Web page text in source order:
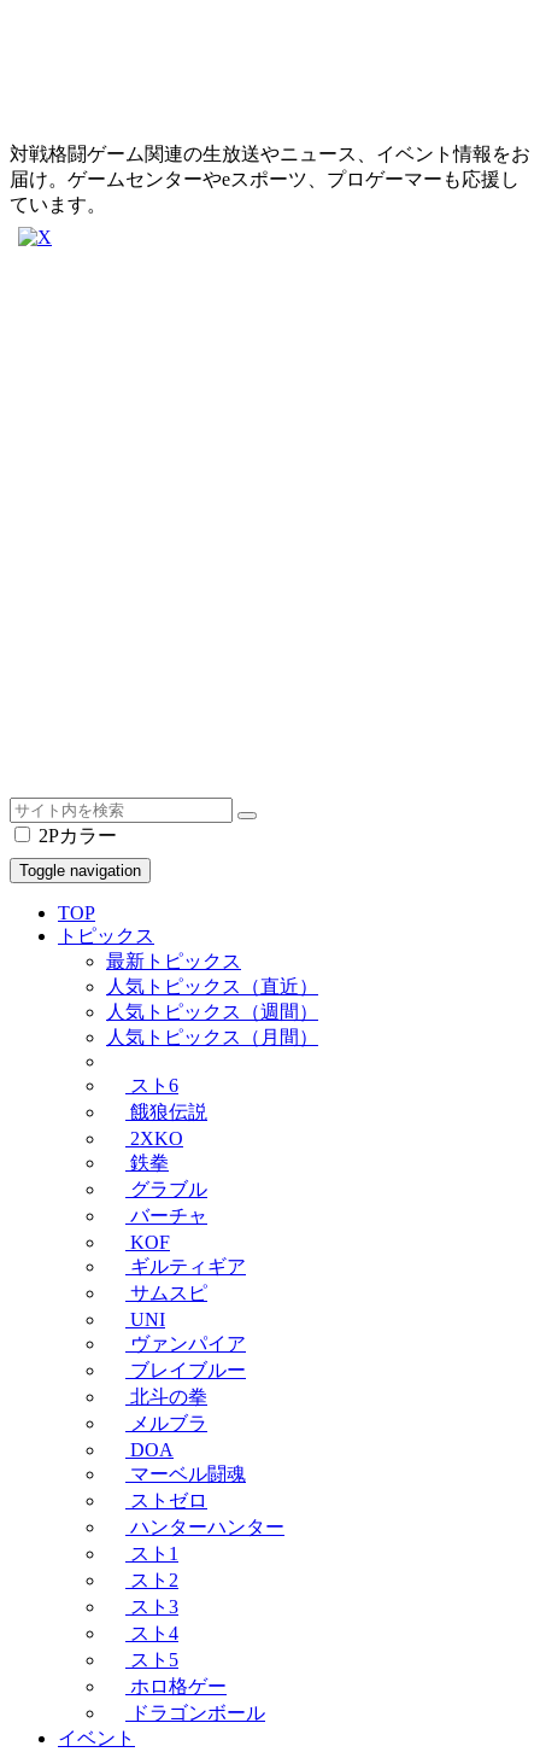
対戦格闘ゲーム関連の生放送やニュース、イベント情報をお
届け。ゲームセンターやeスポーツ、プロゲーマーも応援し
ています。
2Pカラー
Toggle navigation
TOP
トピックス
最新トピックス
人気トピックス（直近）
人気トピックス（週間）
人気トピックス（月間）
スト6
餓狼伝説
2XKO
鉄拳
グラブル
バーチャ
KOF
ギルティギア
サムスピ
UNI
ヴァンパイア
ブレイブルー
北斗の拳
メルブラ
DOA
マーベル闘魂
ストゼロ
ハンターハンター
スト1
スト2
スト3
スト4
スト5
ホロ格ゲー
ドラゴンボール
イベント